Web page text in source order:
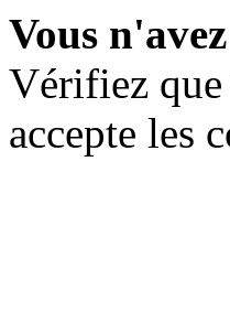
Vous
Vérifiez que
accepte les